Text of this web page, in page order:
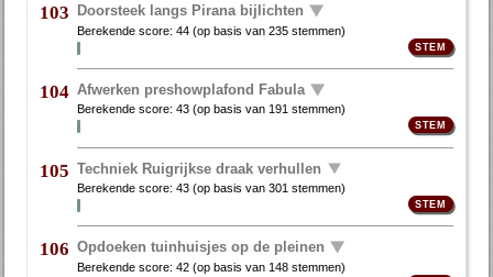
103 Doorsteek langs Pirana bijlichten
Berekende score:44 (op basis van235 stemmen)
104 Afwerken preshowplafond Fabula
Berekende score:43 (op basis van 191 stemmen)
105 Techniek Ruigrijkse draak verhullen
Berekende score:43 (op basis van301 stemmen)
106 Opdoeken tuinhuisjes op de pleinen
Berekende score:42 (op basis van 148 stemmen)